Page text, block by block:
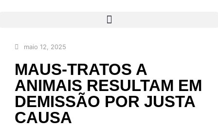
maio 12, 2025
MAUS-TRATOS A
ANIMAIS RESULTAM EM
DEMISSÃO POR JUSTA
CAUSA